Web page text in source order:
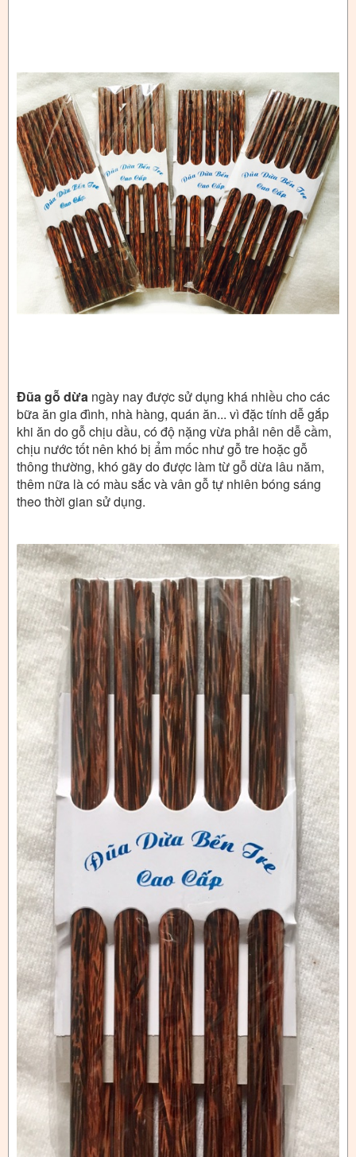
Đũa gỗ dừa ngày nay được sử dụng khá nhiều cho các
bữa ăn gia đình, nhà hàng, quán ăn... vì đặc tính dễ gắp
khi ăn do gỗ chịu dầu, có độ nặng vừa phải nên dễ cầm,
chịu nước tốt nên khó bị ẩm mốc như gỗ tre hoặc gỗ
thông thường, khó gãy do được làm từ gỗ dừa lâu năm,
thêm nữa là có màu sắc và vân gỗ tự nhiên bóng sáng
theo thời gian sử dụng.